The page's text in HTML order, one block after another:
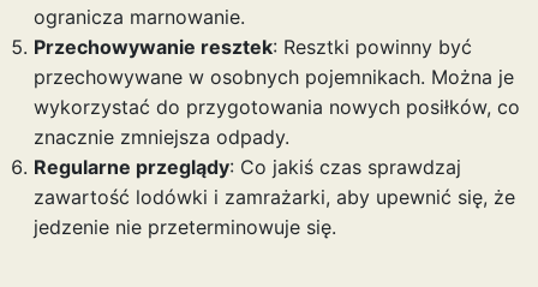
ogranicza marnowanie.
Przechowywanie resztek: Resztki powinny być
przechowywane w osobnych pojemnikach. Można je
wykorzystać do przygotowania nowych posiłków, co
znacznie zmniejsza odpady.
Regularne przeglądy: Co jakiś czas sprawdzaj
zawartość lodówki i zamrażarki, aby upewnić się, że
jedzenie nie przeterminowuje się.